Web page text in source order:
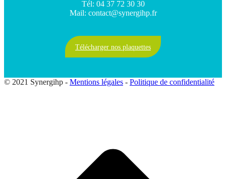
Tél: 04 37 72 30 30
Mail: contact@synergihp.fr
Télécharger nos plaquettes
© 2021 Synergihp - Mentions légales - Politique de confidentialité